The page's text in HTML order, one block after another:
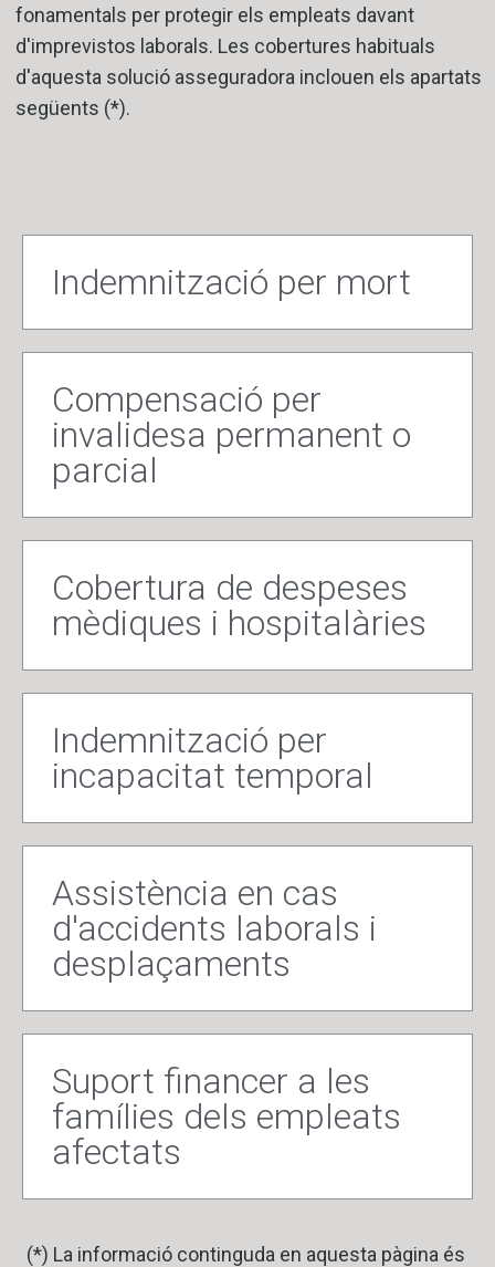
fonamentals per protegir els empleats davant
d'imprevistos laborals. Les cobertures habituals
d'aquesta solució asseguradora inclouen els apartats
següents (*).
Indemnització per mort
Compensació per
invalidesa permanent o
parcial
Cobertura de despeses
mèdiques i hospitalàries
Indemnització per
incapacitat temporal
Assistència en cas
d'accidents laborals i
desplaçaments
Suport financer a les
famílies dels empleats
afectats
(*) La informació continguda en aquesta pàgina és